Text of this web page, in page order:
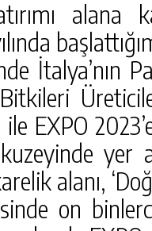
alana
İtalya’nın
EXPO
alanı,
on